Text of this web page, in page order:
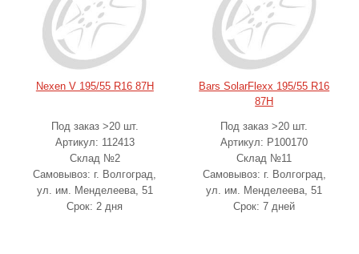
Nexen V 195/55 R16 87H
Под заказ >20 шт.
Артикул: 112413
Склад №2
Самовывоз: г. Волгоград,
ул. им. Менделеева, 51
Срок: 2 дня
Bars SolarFlexx 195/55 R16
87H
Под заказ >20 шт.
Артикул: P100170
Склад №11
Самовывоз: г. Волгоград,
ул. им. Менделеева, 51
Срок: 7 дней